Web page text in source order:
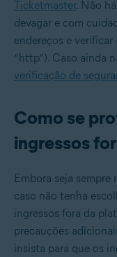
Ticketmaster. Não
devagar e com
endereços e verificar
“http”). Caso ainda
verificação de
Como se
ingressos
Embora seja
caso não tenha
ingressos fora da
precauções
insista para que os